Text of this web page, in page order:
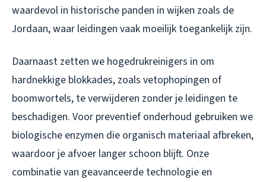
waardevol in historische panden in wijken zoals de
Jordaan, waar leidingen vaak moeilijk toegankelijk zijn.
Daarnaast zetten we hogedrukreinigers in om
hardnekkige blokkades, zoals vetophopingen of
boomwortels, te verwijderen zonder je leidingen te
beschadigen. Voor preventief onderhoud gebruiken we
biologische enzymen die organisch materiaal afbreken,
waardoor je afvoer langer schoon blijft. Onze
combinatie van geavanceerde technologie en